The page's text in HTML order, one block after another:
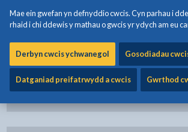
Mae ein gwefan yn defnyddio cwcis. Cyn parhau i
rhaid i chi ddewis y mathau o gwcis yr ydych am eu
Derbyn cwcis ychwanegol Gosodiadau
Datganiad preifatrwydd a cwcis Gwrthod
Os bydd y ddyfais yn peidio â bod yn
gyngor yr ynys neu’r ardal cyn gynted ag y
Gair am y rheoleiddio